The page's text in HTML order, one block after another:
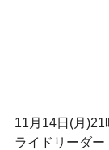
11月14日(月)21
ライドリーダ